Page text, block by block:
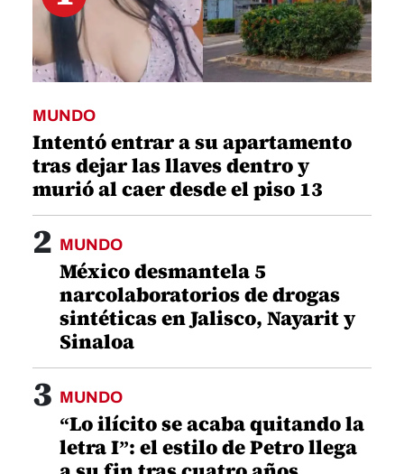
MUNDO
Intentó entrar a su apartamento
tras dejar las llaves dentro y
murió al caer desde el piso 13
2 MUNDO
México desmantela 5
narcolaboratorios de drogas
sintéticas en Jalisco, Nayarit y
Sinaloa
3 MUNDO
“Lo ilícito se acaba quitando la
letra I”: el estilo de Petro llega